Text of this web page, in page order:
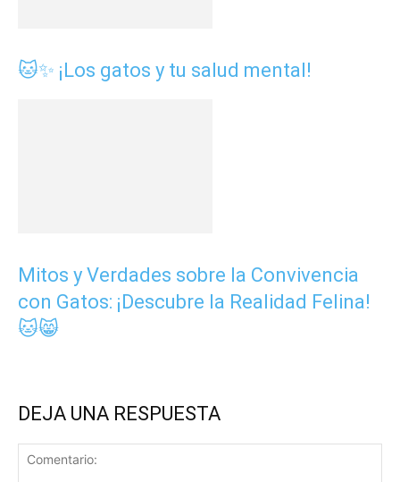
🐱✨ ¡Los gatos y tu salud mental!
Mitos y Verdades sobre la Convivencia
con Gatos: ¡Descubre la Realidad Felina!
🐱😸
DEJA UNA RESPUESTA